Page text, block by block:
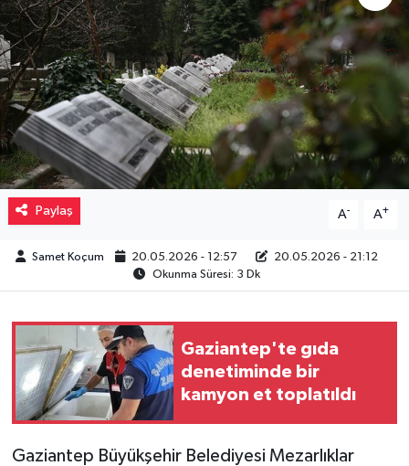
Paylaş A- A+
Samet Koçum 20.05.2026 - 12:57
20.05.2026 - 21:12
Okunma Süresi: 3 Dk
Gaziantep'te gıda
denetiminde bir
kamyon et toplatıldı
Gaziantep Büyükşehir Belediyesi Mezarlıklar
Müzik
Piyasa
Resmi İlanlar
Sağlık
Sinemalar
Siyaset
Teknoloji
Türkiye